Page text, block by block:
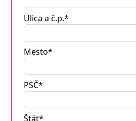
Ulica a č.p.*
Mesto*
PSČ*
Štát*